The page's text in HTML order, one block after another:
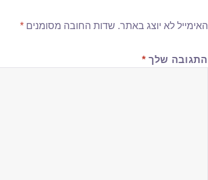
האימייל לא יוצג באתר. שדות החובה מסומנים*
התגובה שלך *